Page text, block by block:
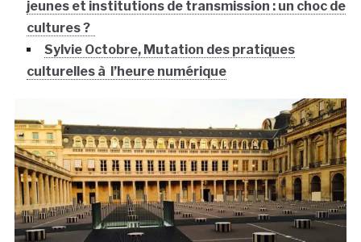
jeunes et institutions de transmission : un choc de
cultures ?
Sylvie Octobre, Mutation des pratiques
culturelles à l’heure numérique